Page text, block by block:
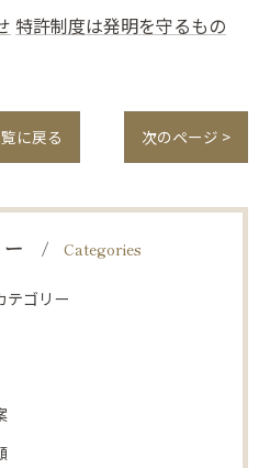
特許制度は発明を守るもの
に戻る 次のページ >
Categories
テゴリー